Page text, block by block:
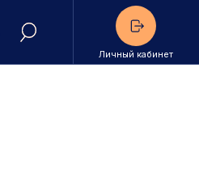
Личный кабинет